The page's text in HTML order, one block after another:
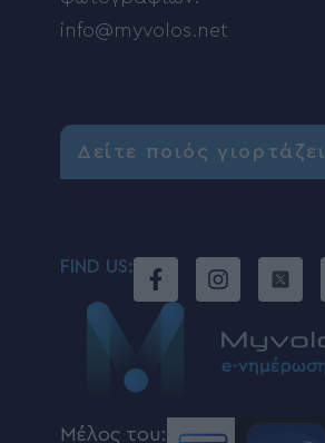
info@myvolos.net
Δείτε ποιός γιορτάζει
FIND US:
Μέλος του: